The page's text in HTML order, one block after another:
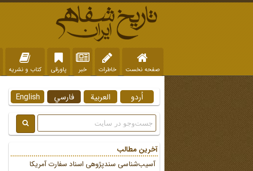
صفحه نخست خاطرات خبر پاورقی کتاب و نشریه
English فارسي العربية اُردو
آخرین مطالب
آسیب‌شناسی سندپژوهی اسناد سفارت آمریکا